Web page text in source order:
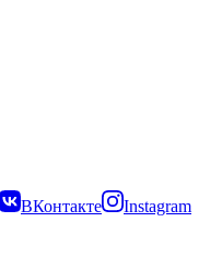
ВКонтакте
Instagram